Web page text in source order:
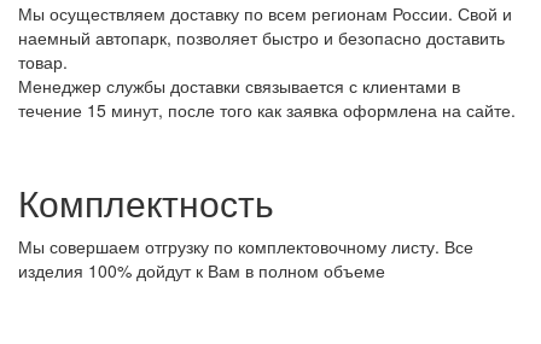
Мы осуществляем доставку по всем регионам России. Свой и
наемный автопарк, позволяет быстро и безопасно доставить
товар.
Менеджер службы доставки связывается с клиентами в
течение 15 минут, после того как заявка оформлена на сайте.
Комплектность
Мы совершаем отгрузку по комплектовочному листу. Все
изделия 100% дойдут к Вам в полном объеме